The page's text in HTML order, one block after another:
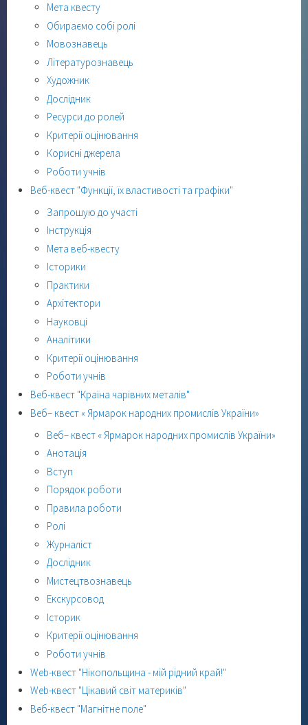
Мета квесту
Обираємо собі ролі
Мовознавець
Літературознавець
Художник
Дослідник
Ресурси до ролей
Критерії оцінювання
Корисні джерела
Роботи учнів
Веб-квест "Функції, їх властивості та графіки"
Запрошую до участі
Інструкція
Мета веб-квесту
Історики
Практики
Архітектори
Науковці
Аналітики
Критерії оцінювання
Роботи учнів
Веб-квест "Країна чарівних металів"
Веб– квест « Ярмарок народних промислів України»
Веб– квест « Ярмарок народних промислів України»
Анотація
Вступ
Порядок роботи
Правила роботи
Ролі
Журналіст
Дослідник
Мистецтвознавець
Екскурсовод
Історик
Критерії оцінювання
Роботи учнів
Web-квест "Нікопольщина - мій рідний край!"
Web-квест "Цікавий світ материків"
Веб-квест "Магнітне поле"